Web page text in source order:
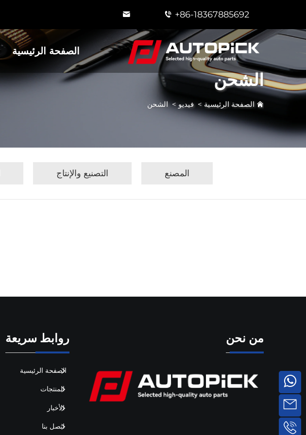
+86-18367885692
الصفحة الرئيسية
الشحن
الصفحة الرئيسية >فيديو>الشحن
المصنع التصنيع والإنتاج
من نحن روابط سريعة
الصفحة الرئيسية
المنتجات
الأخبار
اتصل بنا